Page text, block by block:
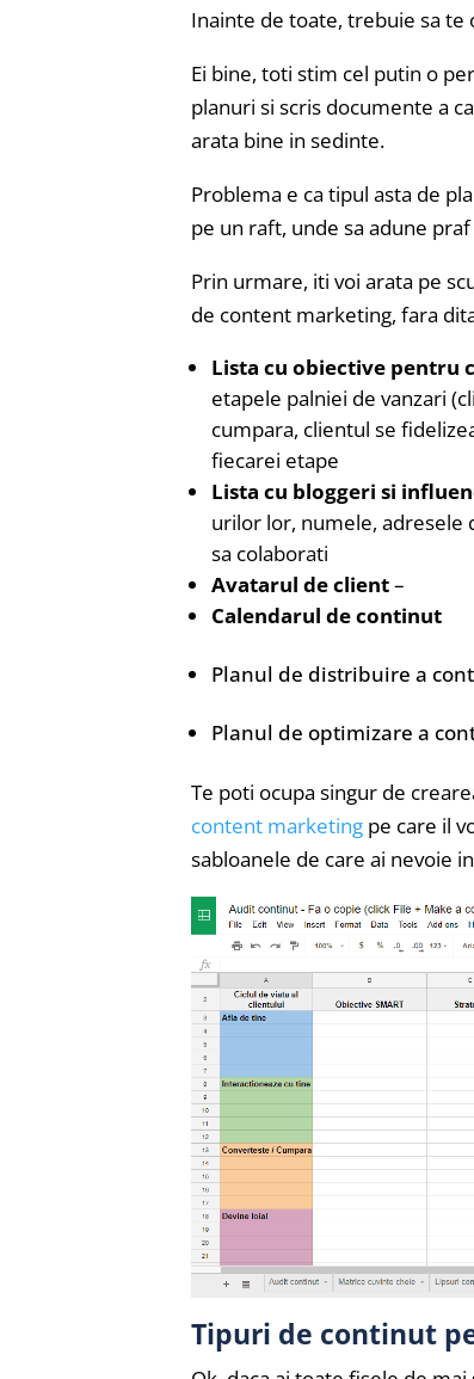
Inainte de toate, trebuie sa te
Ei bine, toti stim cel putin o
planuri si scris documente a
arata bine in sedinte.
Problema e ca tipul asta de
pe un raft, unde sa adune
Prin urmare, iti voi arata pe
de content marketing, fara
Lista cu obiective pentru
etapele palniei de vanzari
cumpara, clientul se
fiecarei etape
Lista cu bloggeri si
urilor lor, numele, adresele
sa colaborati
Avatarul de client–
Calendarul de continut
Planul de distribuire a
Planul de optimizare a
Te poti ocupa singur de
content marketing pe care il
sabloanele de care ai nevoie
Tipuri de continut